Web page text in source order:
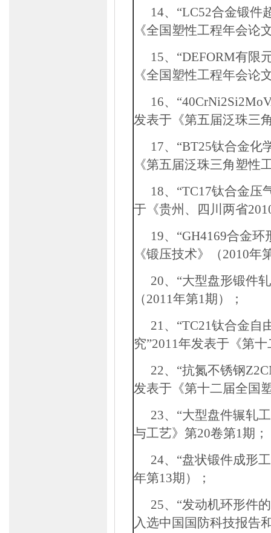
14、“LC52合金锻件
《全国塑性工程年会论
15、“DEFORM有限
《全国塑性工程年会论
16、“
发表于《第五届泛珠三
17、“BT25钛合金化
《第五届泛珠三角塑性
18、“TC17钛合金压
于《贵州、四川两省
19、“GH4169合金环
《锻压技术》（2010年
20、“大型盘形锻件
（2011年第1期）；
21、“TC21钛合金自
究”2011年发表于《第
22、“抗氮不锈钢
发表于《第十二届全国
23、“大型盘件辗轧
与工艺》第20卷第1期；
24、“盘状锻件成形
年第13期）；
25、“发动机环形件
入选中国国防科技报告